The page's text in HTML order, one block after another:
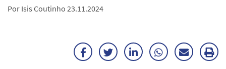
Por Isis Coutinho 23.11.2024
FacebookTwitterLinkedInWhatsApp
Enviar